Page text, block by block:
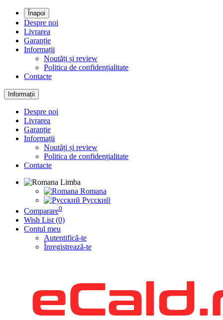
Înapoi
Despre noi
Livrarea
Garanție
Informații
Noutăți și review
Politica de confidențialitate
Contacte
Informații
Despre noi
Livrarea
Garanție
Informații
Noutăți și review
Politica de confidențialitate
Contacte
Limba
Romana
Русский
Comparare0
Wish List (0)
Contul meu
Autentifică-te
Înregistrează-te